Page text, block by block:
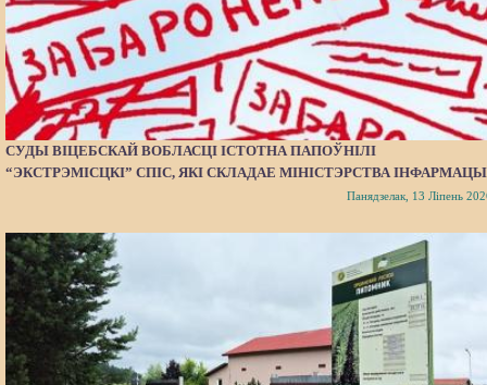
СУДЫ ВІЦЕБСКАЙ ВОБЛАСЦІ ІСТОТНА ПАПОЎНІЛІ
“ЭКСТРЭМІСЦКІ” СПІС, ЯКІ СКЛАДАЕ МІНІСТЭРСТВА
Панядзелак, 13 Ліпень